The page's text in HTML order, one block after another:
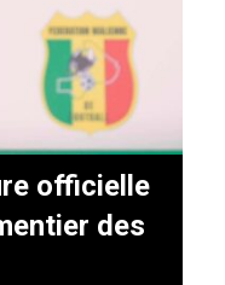
officielle
des